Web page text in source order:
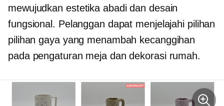
mewujudkan estetika abadi dan desain
fungsional. Pelanggan dapat menjelajahi pilihan
pilihan gaya yang menambah kecanggihan
pada pengaturan meja dan dekorasi rumah.